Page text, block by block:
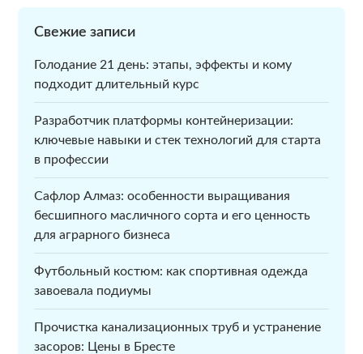
Свежие записи
Голодание 21 день: этапы, эффекты и кому
подходит длительный курс
Разработчик платформы контейнеризации:
ключевые навыки и стек технологий для старта
в профессии
Сафлор Алмаз: особенности выращивания
бесшипного масличного сорта и его ценность
для аграрного бизнеса
Футбольный костюм: как спортивная одежда
завоевала подиумы
Прочистка канализационных труб и устранение
засоров: Цены в Бресте